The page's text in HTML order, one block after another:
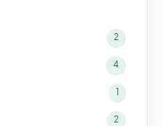
2
4
1
2